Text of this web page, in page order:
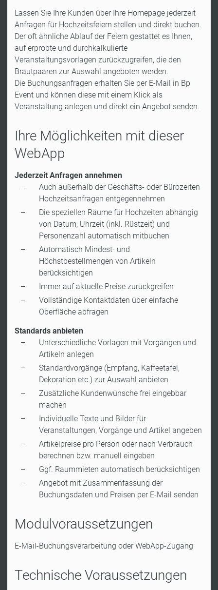
Lassen Sie Ihre Kunden über Ihre Homepage jederzeit
Anfragen für Hochzeitsfeiern stellen und direkt buchen.
Der oft ähnliche Ablauf der Feiern gestattet es Ihnen,
auf erprobte und durchkalkulierte
Veranstaltungsvorlagen zurückzugreifen, die den
Brautpaaren zur Auswahl angeboten werden.
Die Buchungsanfragen erhalten Sie per E-Mail in Bp
Event und können diese mit einem Klick als
Veranstaltung anlegen und direkt ein Angebot senden.
Ihre Möglichkeiten mit dieser
WebApp
Jederzeit Anfragen annehmen
Auch außerhalb der Geschäfts- oder Bürozeiten
Hochzeitsanfragen entgegennehmen
Die speziellen Räume für Hochzeiten abhängig
von Datum, Uhrzeit (inkl. Rüstzeit) und
Personenzahl automatisch mitbuchen
Automatisch Mindest- und
Höchstbestellmengen von Artikeln
berücksichtigen
Immer auf aktuelle Preise zurückgreifen
Vollständige Kontaktdaten über einfache
Oberfläche abfragen
Standards anbieten
Unterschiedliche Vorlagen mit Vorgängen und
Artikeln anlegen
Standardvorgänge (Empfang, Kaffeetafel,
Dekoration etc.) zur Auswahl anbieten
Zusätzliche Kundenwünsche frei eingebbar
machen
Individuelle Texte und Bilder für
Veranstaltungen, Vorgänge und Artikel angeben
Artikelpreise pro Person oder nach Verbrauch
berechnen bzw. manuell eingeben
Ggf. Raummieten automatisch berücksichtigen
Angebot mit Zusammenfassung der
Buchungsdaten und Preisen per E-Mail senden
Modulvoraussetzungen
E-Mail-Buchungsverarbeitung oder WebApp-Zugang
Technische Voraussetzungen